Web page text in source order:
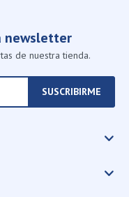
newsletter
de nuestra tienda.
SUSCRIBIRME